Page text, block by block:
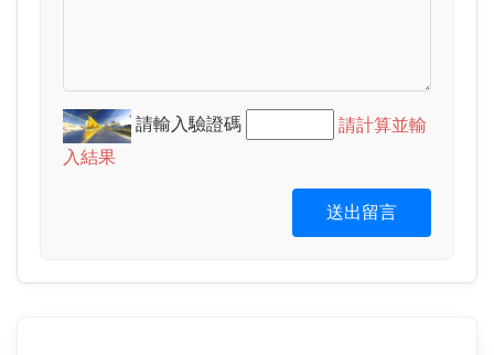
請輸入驗證碼
請計算並輸
入結果
送出留言